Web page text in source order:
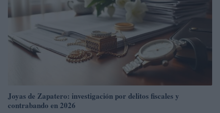
Joyas de Zapatero: investigación por delitos fiscales y
contrabando en 2026